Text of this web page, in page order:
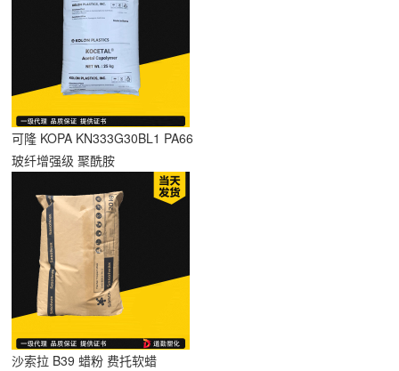
可隆 KOPA KN333G30BL1 PA66
玻纤增强级 聚酰胺
沙索拉 B39 蜡粉 费托软蜡